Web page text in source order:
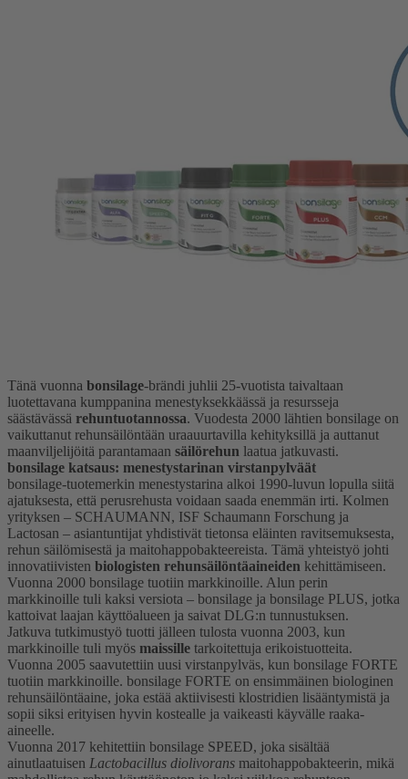
Tänä vuonna bonsilage-brändi juhlii 25-vuotista taivaltaan
luotettavana kumppanina menestyksekkäässä ja resursseja
säästävässä rehuntuotannossa. Vuodesta 2000 lähtien bonsilage on
vaikuttanut rehunsäilöntään uraauurtavilla kehityksillä ja auttanut
maanviljelijöitä parantamaan säilörehun laatua jatkuvasti.
bonsilage katsaus: menestystarinan virstanpylväät
bonsilage-tuotemerkin menestystarina alkoi 1990-luvun lopulla siitä
ajatuksesta, että perusrehusta voidaan saada enemmän irti. Kolmen
yrityksen – SCHAUMANN, ISF Schaumann Forschung ja
Lactosan – asiantuntijat yhdistivät tietonsa eläinten ravitsemuksesta,
rehun säilömisestä ja maitohappobakteereista. Tämä yhteistyö johti
innovatiivisten biologisten rehunsäilöntäaineiden kehittämiseen.
Vuonna 2000 bonsilage tuotiin markkinoille. Alun perin
markkinoille tuli kaksi versiota – bonsilage ja bonsilage PLUS, jotka
kattoivat laajan käyttöalueen ja saivat DLG:n tunnustuksen.
Jatkuva tutkimustyö tuotti jälleen tulosta vuonna 2003, kun
markkinoille tuli myös maissille tarkoitettuja erikoistuotteita.
Vuonna 2005 saavutettiin uusi virstanpylväs, kun bonsilage FORTE
tuotiin markkinoille. bonsilage FORTE on ensimmäinen biologinen
rehunsäilöntäaine, joka estää aktiivisesti klostridien lisääntymistä ja
sopii siksi erityisen hyvin kostealle ja vaikeasti käyvälle raaka-
aineelle.
Vuonna 2017 kehitettiin bonsilage SPEED, joka sisältää
ainutlaatuisen Lactobacillus diolivorans maitohappobakteerin, mikä